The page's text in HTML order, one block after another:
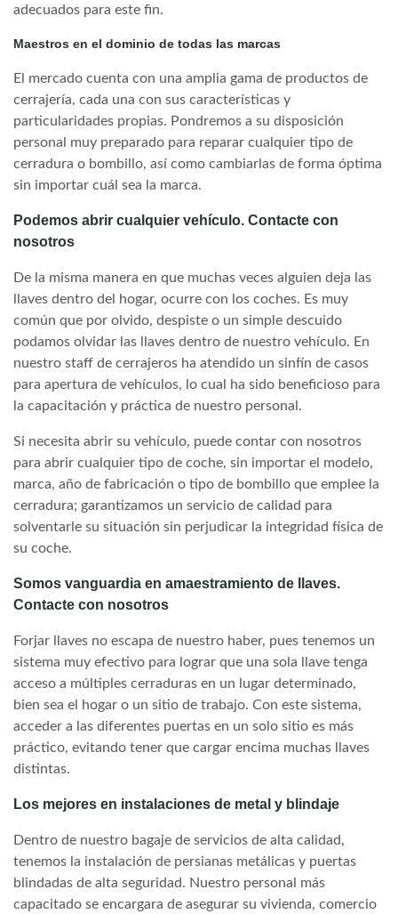
adecuados para este fin.
Maestros en el dominio de todas las marcas
El mercado cuenta con una amplia gama de productos de
cerrajería, cada una con sus características y
particularidades propias. Pondremos a su disposición
personal muy preparado para reparar cualquier tipo de
cerradura o bombillo, así como cambiarlas de forma óptima
sin importar cuál sea la marca.
Podemos abrir cualquier vehículo. Contacte con
nosotros
De la misma manera en que muchas veces alguien deja las
llaves dentro del hogar, ocurre con los coches. Es muy
común que por olvido, despiste o un simple descuido
podamos olvidar las llaves dentro de nuestro vehículo. En
nuestro staff de cerrajeros ha atendido un sinfín de casos
para apertura de vehículos, lo cual ha sido beneficioso para
la capacitación y práctica de nuestro personal.
Si necesita abrir su vehículo, puede contar con nosotros
para abrir cualquier tipo de coche, sin importar el modelo,
marca, año de fabricación o tipo de bombillo que emplee la
cerradura; garantizamos un servicio de calidad para
solventarle su situación sin perjudicar la integridad física de
su coche.
Somos vanguardia en amaestramiento de llaves.
Contacte con nosotros
Forjar llaves no escapa de nuestro haber, pues tenemos un
sistema muy efectivo para lograr que una sola llave tenga
acceso a múltiples cerraduras en un lugar determinado,
bien sea el hogar o un sitio de trabajo. Con este sistema,
acceder a las diferentes puertas en un solo sitio es más
práctico, evitando tener que cargar encima muchas llaves
distintas.
Los mejores en instalaciones de metal y blindaje
Dentro de nuestro bagaje de servicios de alta calidad,
tenemos la instalación de persianas metálicas y puertas
blindadas de alta seguridad. Nuestro personal más
capacitado se encargara de asegurar su vivienda, comercio